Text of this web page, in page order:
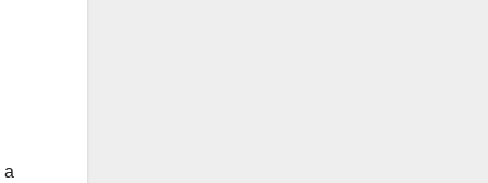
а